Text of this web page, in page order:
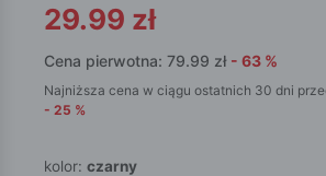
29.99 zł
Cena pierwotna: 79.99 zł - 63 %
Najniższa cena w ciągu ostatnich 30 dni
- 25 %
kolor: czarny